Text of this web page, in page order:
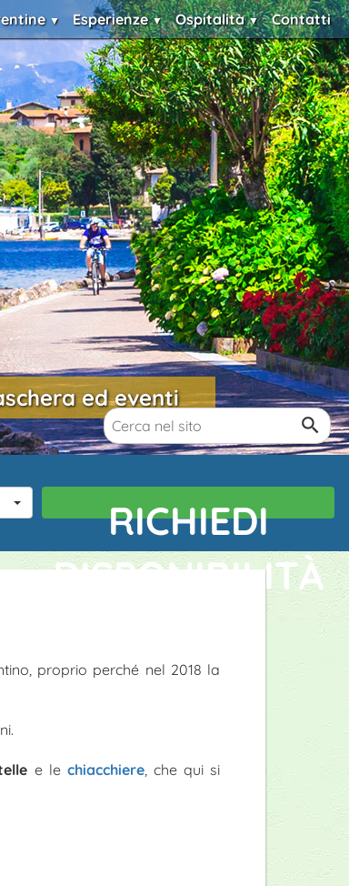
Esperienze Ospitalità Contatti
ed eventi
RICHIEDI
DISPONIBILITÀ
proprio perché nel 2018 la
e le chiacchiere, che qui si